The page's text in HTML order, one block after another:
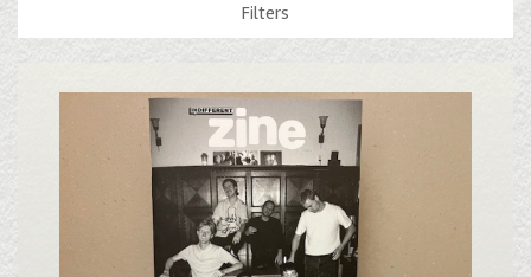
Filters